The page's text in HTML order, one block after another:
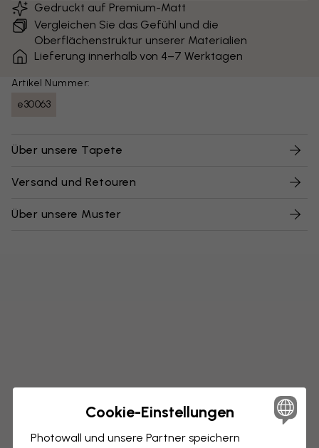
Gedruckt auf Premium-Matt
Vergleichen Sie das Gefühl und die
Oberflächenstruktur unserer Materialien
Lieferung innerhalb von 4–7 Werktagen
Artikel Nummer:
e30063
Über unsere Tapete
Versand und Retouren
Über unsere Muster
Cookie-Einstellungen
Photowall und unsere Partner speichern